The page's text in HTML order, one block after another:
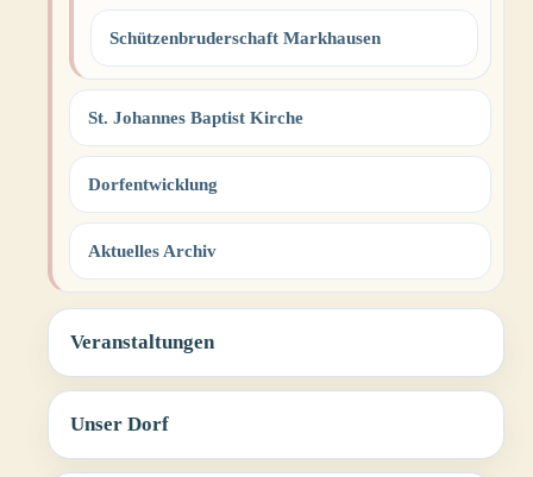
Schützenbruderschaft Markhausen
St. Johannes Baptist Kirche
Dorfentwicklung
Aktuelles Archiv
Veranstaltungen
Unser Dorf